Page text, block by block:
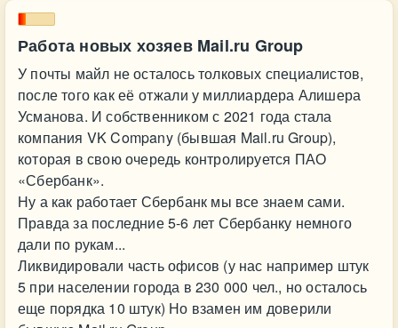
Работа новых хозяев Mail.ru Group
У почты майл не осталось толковых специалистов,
после того как её отжали у миллиардера Алишера
Усманова. И собственником с 2021 года стала
компания VK Company (бывшая Mail.ru Group),
которая в свою очередь контролируется ПАО
«Сбербанк».
Ну а как работает Сбербанк мы все знаем сами.
Правда за последние 5-6 лет Сбербанку немного
дали по рукам...
Ликвидировали часть офисов (у нас например штук
5 при населении города в 230 000 чел., но осталось
еще порядка 10 штук) Но взамен им доверили